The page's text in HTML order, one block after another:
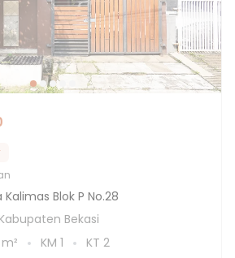
Blok P No.28
Bekasi
m² KM 1 KT 2